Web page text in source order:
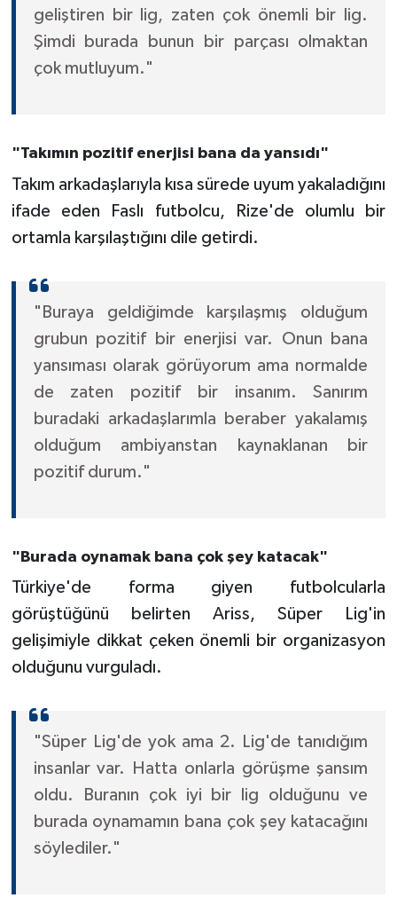
geliştiren bir lig, zaten çok önemli bir lig.
Şimdi burada bunun bir parçası olmaktan
çok mutluyum."
"Takımın pozitif enerjisi bana da yansıdı"
Takım arkadaşlarıyla kısa sürede uyum yakaladığını
ifade eden Faslı futbolcu, Rize'de olumlu bir
ortamla karşılaştığını dile getirdi.
"Buraya geldiğimde karşılaşmış olduğum
grubun pozitif bir enerjisi var. Onun bana
yansıması olarak görüyorum ama normalde
de zaten pozitif bir insanım. Sanırım
buradaki arkadaşlarımla beraber yakalamış
olduğum ambiyanstan kaynaklanan bir
pozitif durum."
"Burada oynamak bana çok şey katacak"
Türkiye'de forma giyen futbolcularla
görüştüğünü belirten Ariss, Süper Lig'in
gelişimiyle dikkat çeken önemli bir organizasyon
olduğunu vurguladı.
"Süper Lig'de yok ama 2. Lig'de tanıdığım
insanlar var. Hatta onlarla görüşme şansım
oldu. Buranın çok iyi bir lig olduğunu ve
burada oynamamın bana çok şey katacağını
söylediler."
TEKNOLOJİ
Turizm
YAŞAM
YEREL